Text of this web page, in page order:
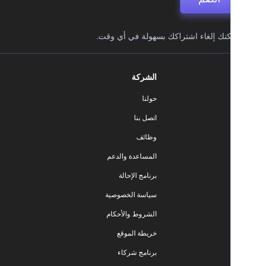
إلغاء اشتراكك بسهولة في أي وقت.
المساعدة والدعم
برنامج الإحالة
سياسة الخصوصية
الشروط والأحكام
خريطة الموقع
برنامج شركاء